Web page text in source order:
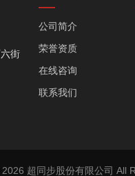
街
公司简介
荣誉资质
在线咨询
联系我们
超同步股份有限公司 All